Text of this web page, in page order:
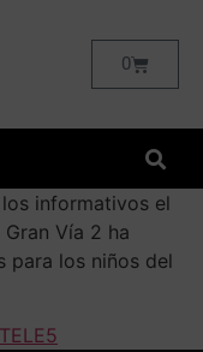
0
informativos el
Vía 2 ha
para los niños del
TELE5